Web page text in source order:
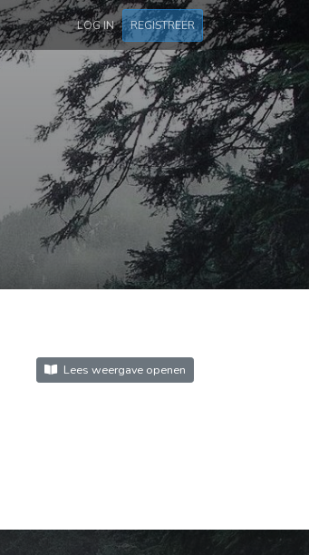
LOG IN REGISTREER
Lees weergave openen